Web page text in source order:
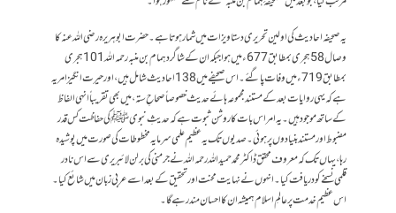
یہ صحیفہ احادیث کی اولین تحریری دستاویزات میں شمار ہوتا ہے۔ حضرت ابو ہریرہ رضی اللہ عنہ کا
وصال 58 ہجری بمطابق 677ء میں ہوا جبکہ ان کے شاگرد ہمام بن منبہ رحمہ اللہ 101 ہجری
بمطابق 719ء میں وفات پا گئے۔ اس صحیفے میں 138 احادیث شامل ہیں، اور حیرت انگیز امر یہ
ہے کہ یہی روایات بعد کے مستند مجموعہ ہائے حدیث خصوصاً صحاحِ ستہ، میں بھی تقریباً انہی الفاظ
کے ساتھ موجود ہیں۔ یہ امر اس بات کا روشن ثبوت ہے کہ حدیثِ نبوی ﷺ کی حفاظت کس قدر
مضبوط اور مستند بنیادوں پر ہوئی۔ صدیوں تک یہ عظیم علمی سرمایہ مخطوطات کی صورت میں پوشیدہ
رہا، یہاں تک کہ معروف محقق ڈاکٹر محمد حمید اللہ رحمہ اللہ نے جرمنی کی برلن لائبریری سے اس نادر
قلمی نسخے کو دریافت کیا۔ انہوں نے نہایت محنت اور تحقیق کے بعد اسے عربی زبان میں شائع کیا۔
اس عظیم خدمت پر عالمِ اسلام ہمیشہ ان کا احسان مند رہے گا۔